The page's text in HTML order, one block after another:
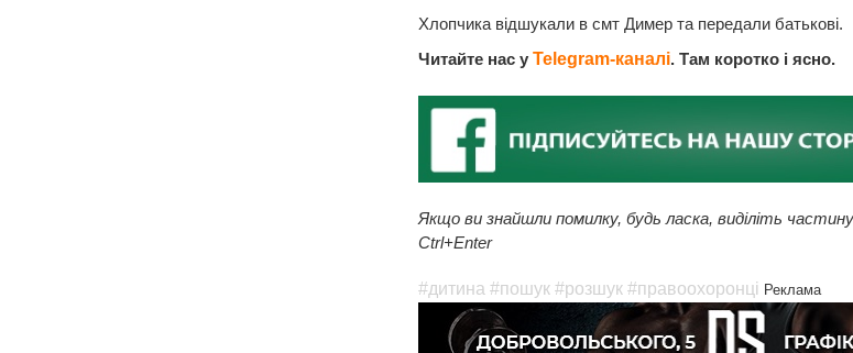
Хлопчика відшукали в смт Димер та передали батькові.
Читайте нас у Telegram-каналі. Там коротко і ясно.
Якщо ви знайшли помилку, будь ласка, виділіть
Ctrl+Enter
#дитина #пошук #розшук #правоохоронці Реклама